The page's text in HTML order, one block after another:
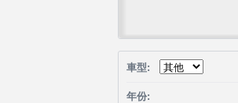
車型:
年份: